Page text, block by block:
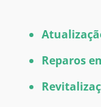
Reparos